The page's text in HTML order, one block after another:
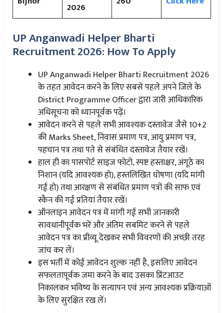
2026
UP Anganwadi Helper Bharti
Recruitment 2026: How To Apply
UP Anganwadi Helper Bharti Recruitment 2026
के तहत आवेदन करने के लिए सबसे पहले अपने जिले के
District Programme Officer द्वारा जारी आधिकारिक
अधिसूचना को ध्यानपूर्वक पढ़ें।
आवेदन करने से पहले सभी आवश्यक दस्तावेज जैसे 10+2
की Marks Sheet, निवास प्रमाण पत्र, आयु प्रमाण पत्र,
पहचान पत्र तथा पते से संबंधित दस्तावेज तैयार रखें।
हाल ही का पासपोर्ट साइज फोटो, स्पष्ट हस्ताक्षर, अंगूठे का
निशान (यदि आवश्यक हो), हस्तलिखित घोषणा (यदि मांगी
गई हो) तथा आरक्षण से संबंधित प्रमाण पत्रों की साफ एवं
स्कैन की गई प्रतियां तैयार रखें।
ऑनलाइन आवेदन पत्र में मांगी गई सभी जानकारी
सावधानीपूर्वक भरें और अंतिम सबमिट करने से पहले
आवेदन पत्र का प्रीव्यू देखकर सभी विवरणों की अच्छी तरह
जांच कर लें।
इस भर्ती में कोई आवेदन शुल्क नहीं है, इसलिए आवेदन
सफलतापूर्वक जमा करने के बाद उसका प्रिंटआउट
निकालकर भविष्य के सत्यापन एवं अन्य आवश्यक प्रक्रियाओं
के लिए सुरक्षित रख लें।